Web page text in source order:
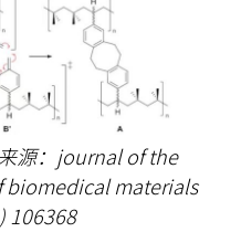
源：journal of the
biomedical materials
106368